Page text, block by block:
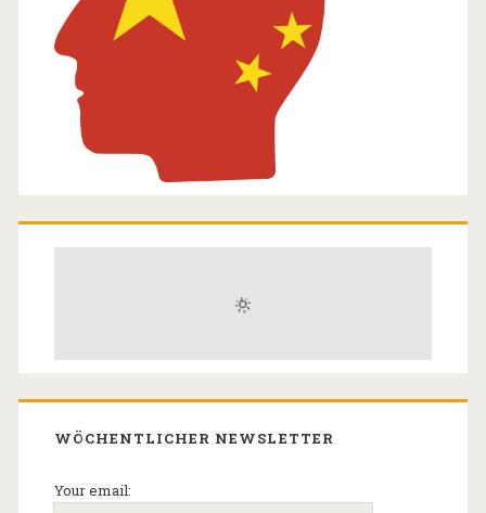
WÖCHENTLICHER NEWSLETTER
Your email: